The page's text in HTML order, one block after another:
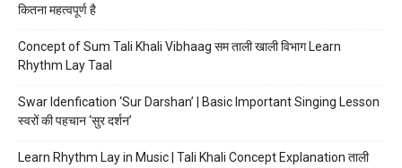
कितना महत्वपूर्ण है
Concept of Sum Tali Khali Vibhaag सम ताली खाली विभाग Learn
Rhythm Lay Taal
Swar Idenfication ‘Sur Darshan’ | Basic Important Singing Lesson
स्वरों की पहचान ‘सुर दर्शन’
Learn Rhythm Lay in Music | Tali Khali Concept Explanation ताली